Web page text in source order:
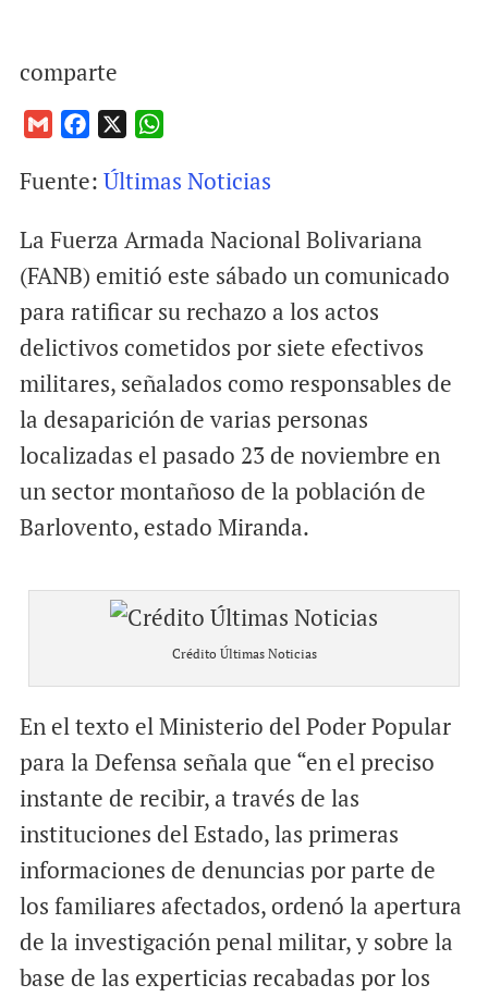
comparte
a
l
c
b
k
a
s
p
Fuente: Últimas Noticias
La Fuerza Armada Nacional Bolivariana
(FANB) emitió este sábado un comunicado
para ratificar su rechazo a los actos
delictivos cometidos por siete efectivos
militares, señalados como responsables de
la desaparición de varias personas
localizadas el pasado 23 de noviembre en
un sector montañoso de la población de
Barlovento, estado Miranda.
Crédito Últimas Noticias
En el texto el Ministerio del Poder Popular
para la Defensa señala que “en el preciso
instante de recibir, a través de las
instituciones del Estado, las primeras
informaciones de denuncias por parte de
los familiares afectados, ordenó la apertura
de la investigación penal militar, y sobre la
base de las experticias recabadas por los